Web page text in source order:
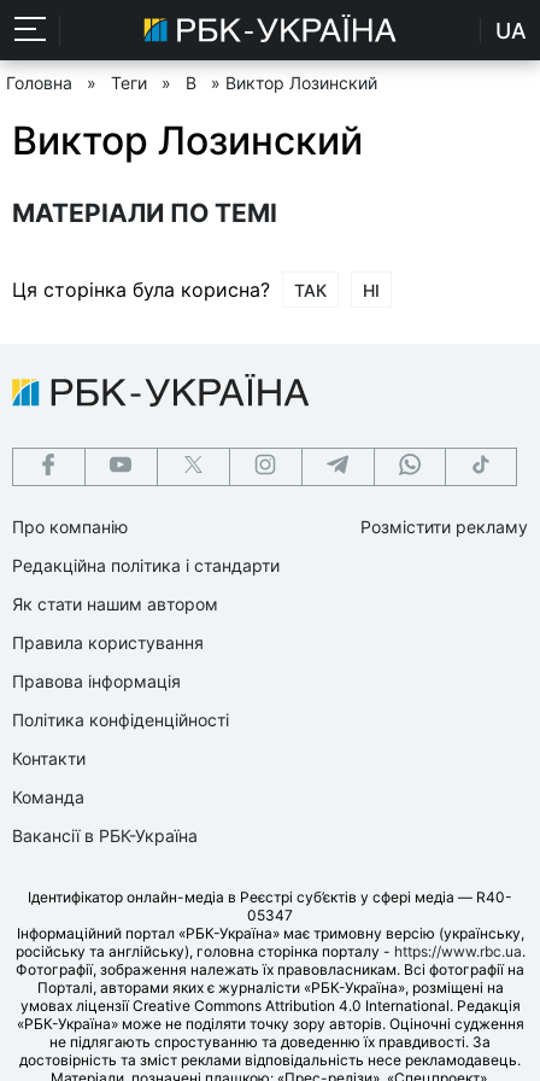
UA
Головна » Теги » В » Виктор Лозинский
Виктор Лозинский
МАТЕРІАЛИ ПО ТЕМІ
Ця сторінка була корисна? ТАК НІ
Про компанію
Редакційна політика і стандарти
Як стати нашим автором
Правила користування
Правова інформація
Політика конфіденційності
Контакти
Команда
Вакансії в РБК-Україна
Розмістити рекламу
Ідентифікатор онлайн-медіа в Реєстрі суб’єктів у сфері медіа — R40-
05347
Інформаційний портал «РБК-Україна» має тримовну версію (українську,
російську та англійську), головна сторінка порталу - https://www.rbc.ua.
Фотографії, зображення належать їх правовласникам. Всі фотографії на
Порталі, авторами яких є журналісти «РБК-Україна», розміщені на
умовах ліцензії Creative Commons Attribution 4.0 International. Редакція
«РБК-Україна» може не поділяти точку зору авторів. Оціночні судження
не підлягають спростуванню та доведенню їх правдивості. За
достовірність та зміст реклами відповідальність несе рекламодавець.